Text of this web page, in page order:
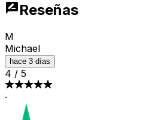
Reseñas
M
Michael
hace 3 días
4 / 5
·